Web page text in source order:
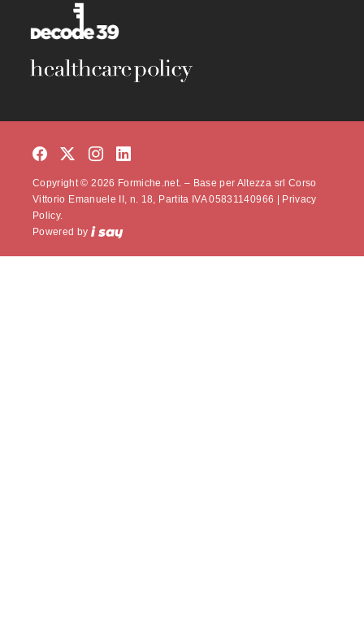
Copyright © 2026 Formiche.net. – Base per Altezza srl Corso
Vittorio Emanuele II, n. 18, Partita IVA 05831140966 |
Privacy
Policy.
Powered by